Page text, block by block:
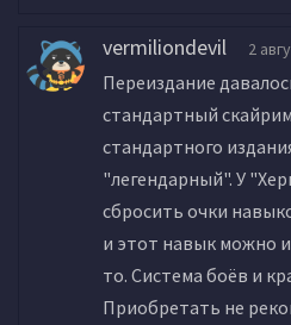
vermiliondevil 2
Переиздание
стандартный
стандартного
"легендарный". У
сбросить очки
и этот навык можно
то. Система боёв и
Приобретать не